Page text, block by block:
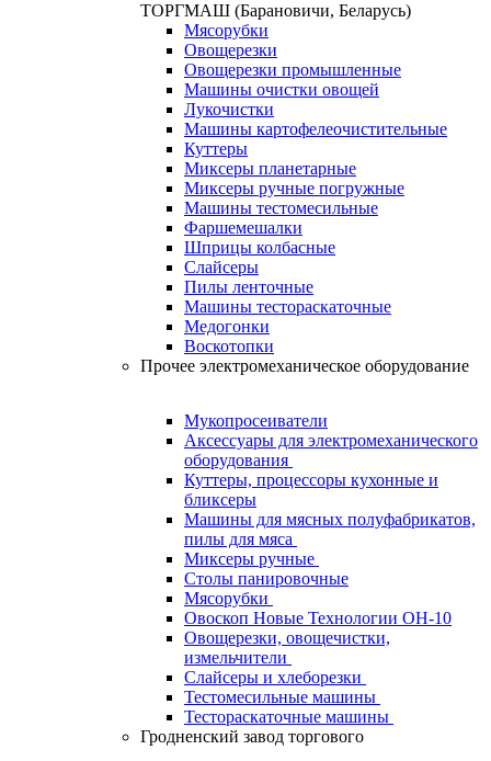
ТОРГМАШ (Барановичи, Беларусь)
Мясорубки
Овощерезки
Овощерезки промышленные
Машины очистки овощей
Лукочистки
Машины картофелеочистительные
Куттеры
Миксеры планетарные
Миксеры ручные погружные
Машины тестомесильные
Фаршемешалки
Шприцы колбасные
Слайсеры
Пилы ленточные
Машины тестораскаточные
Медогонки
Воскотопки
Прочее электромеханическое оборудование
Мукопросеиватели
Аксессуары для электромеханического
оборудования
Куттеры, процессоры кухонные и
бликсеры
Машины для мясных полуфабрикатов,
пилы для мяса
Миксеры ручные
Столы панировочные
Мясорубки
Овоскоп Новые Технологии ОН-10
Овощерезки, овощечистки,
измельчители
Слайсеры и хлеборезки
Тестомесильные машины
Тестораскаточные машины
Гродненский завод торгового